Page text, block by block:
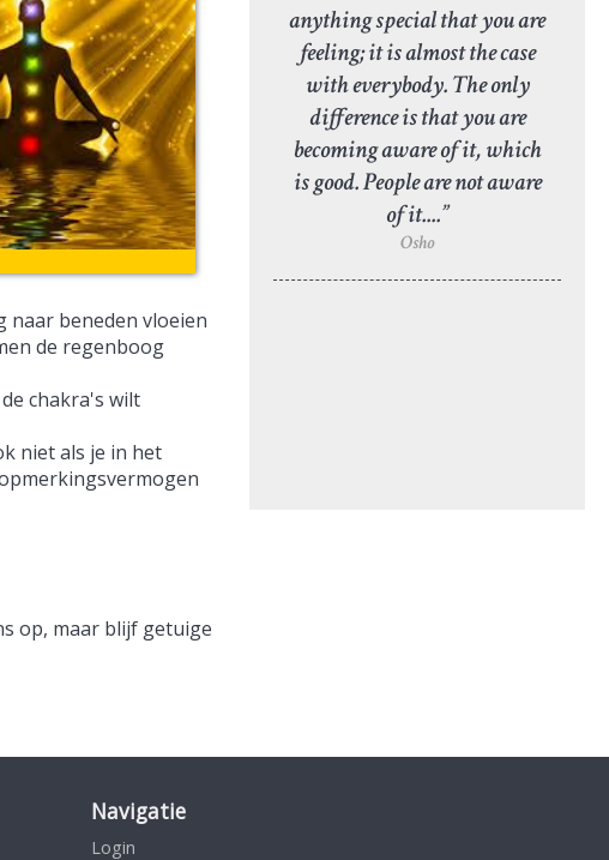
naar beneden vloeien
de regenboog
chakra's wilt
niet als je in het
op, maar blijf getuige
anything special that you are
feeling; it is almost the case
with everybody. The only
difference is that you are
becoming aware of it, which
is good. People are not aware
of it....”
Osho
Navigatie
Login